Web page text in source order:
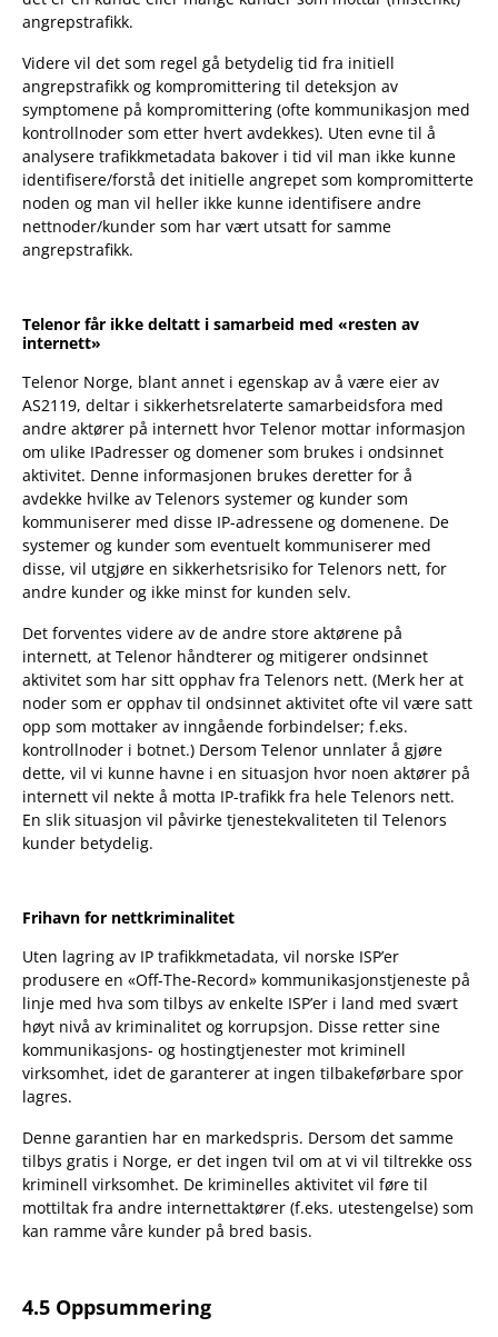
angrepstrafikk.
Videre vil det som regel gå betydelig tid fra initiell
angrepstrafikk og kompromittering til deteksjon av
symptomene på kompromittering (ofte kommunikasjon med
kontrollnoder som etter hvert avdekkes). Uten evne til å
analysere trafikkmetadata bakover i tid vil man ikke kunne
identifisere/forstå det initielle angrepet som kompromitterte
noden og man vil heller ikke kunne identifisere andre
nettnoder/kunder som har vært utsatt for samme
angrepstrafikk.
Telenor får ikke deltatt i samarbeid med «resten av
internett»
Telenor Norge, blant annet i egenskap av å være eier av
AS2119, deltar i sikkerhetsrelaterte samarbeidsfora med
andre aktører på internett hvor Telenor mottar informasjon
om ulike IP­adresser og domener som brukes i ondsinnet
aktivitet. Denne informasjonen brukes deretter for å
avdekke hvilke av Telenors systemer og kunder som
kommuniserer med disse IP-adressene og domenene. De
systemer og kunder som eventuelt kommuniserer med
disse, vil utgjøre en sikkerhetsrisiko for Telenors nett, for
andre kunder og ikke minst for kunden selv.
Det forventes videre av de andre store aktørene på
internett, at Telenor håndterer og mitigerer ondsinnet
aktivitet som har sitt opphav fra Telenors nett. (Merk her at
noder som er opphav til ondsinnet aktivitet ofte vil være satt
opp som mottaker av inngående forbindelser; f.eks.
kontrollnoder i botnet.) Dersom Telenor unnlater å gjøre
dette, vil vi kunne havne i en situasjon hvor noen aktører på
internett vil nekte å motta IP-trafikk fra hele Telenors nett.
En slik situasjon vil påvirke tjenestekvaliteten til Telenors
kunder betydelig.
Frihavn for nettkriminalitet
Uten lagring av IP trafikkmetadata, vil norske ISP’er
produsere en «Off-The-Record» kommunikasjonstjeneste på
linje med hva som tilbys av enkelte ISP’er i land med svært
høyt nivå av kriminalitet og korrupsjon. Disse retter sine
kommunikasjons- og hostingtjenester mot kriminell
virksomhet, idet de garanterer at ingen tilbakeførbare spor
lagres.
Denne garantien har en markedspris. Dersom det samme
tilbys gratis i Norge, er det ingen tvil om at vi vil tiltrekke oss
kriminell virksomhet. De kriminelles aktivitet vil føre til
mottiltak fra andre internettaktører (f.eks. utestengelse) som
kan ramme våre kunder på bred basis.
4.5 Oppsummering